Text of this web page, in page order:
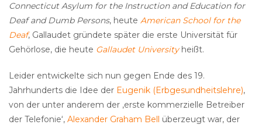
Connecticut Asylum for the Instruction and Education for
Deaf and Dumb Persons, heute American School for the
Deaf, Gallaudet gründete später die erste Universität für
Gehörlose, die heute Gallaudet Universityheißt.
Leider entwickelte sich nun gegen Ende des 19.
Jahrhunderts die Idee der Eugenik (Erbgesundheitslehre),
von der unter anderem der ‚erste kommerzielle Betreiber
der Telefonie‘, Alexander Graham Bell überzeugt war, der